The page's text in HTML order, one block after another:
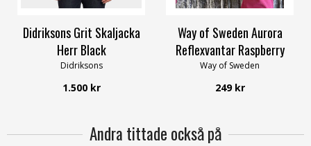
Didriksons Grit Skaljacka
Herr Black
Didriksons
1.500 kr
Way of Sweden Aurora
Reflexvantar Raspberry
Way of Sweden
249 kr
Andra tittade också på